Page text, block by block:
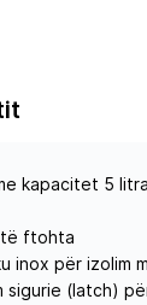
kapacitet 5
ftohta
inox për izolim
sigurie (latch)